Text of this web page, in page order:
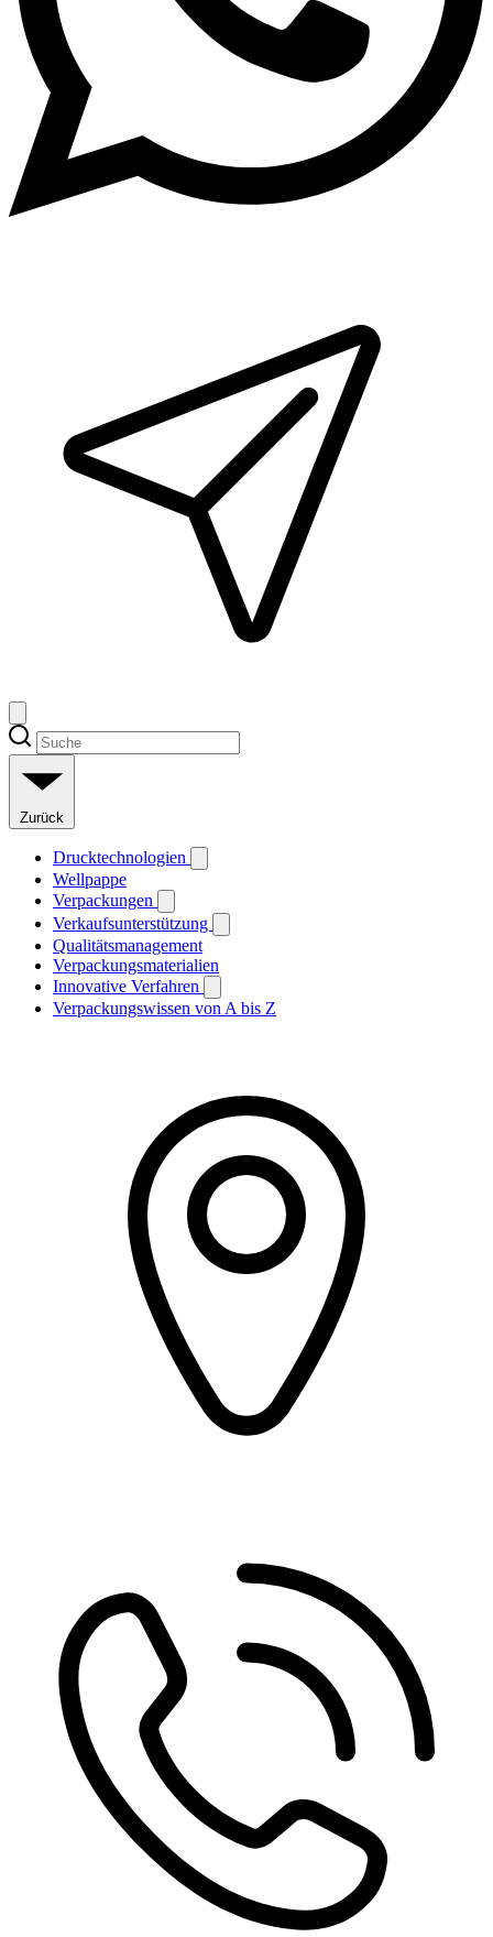
Zurück
Drucktechnologien
Wellpappe
Verpackungen
Verkaufsunterstützung
Qualitätsmanagement
Verpackungsmaterialien
Innovative Verfahren
Verpackungswissen von A bis Z